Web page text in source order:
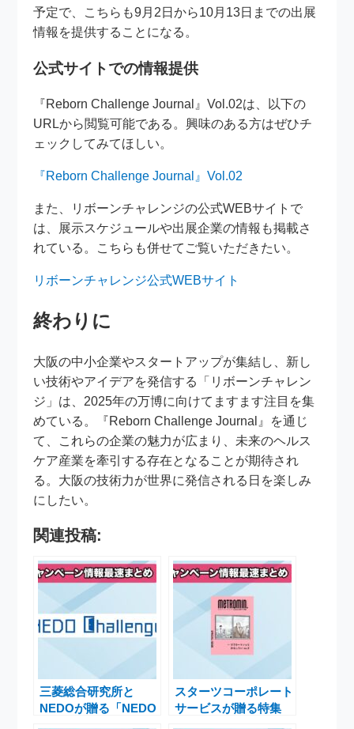
予定で、こちらも9月2日から10月13日までの出展
情報を提供することになる。
公式サイトでの情報提供
『Reborn Challenge Journal』Vol.02は、以下の
URLから閲覧可能である。興味のある方はぜひチ
ェックしてみてほしい。
『Reborn Challenge Journal』Vol.02
また、リボーンチャレンジの公式WEBサイトで
は、展示スケジュールや出展企業の情報も掲載さ
れている。こちらも併せてご覧いただきたい。
リボーンチャレンジ公式WEBサイト
終わりに
大阪の中小企業やスタートアップが集結し、新し
い技術やアイデアを発信する「リボーンチャレン
ジ」は、2025年の万博に向けてますます注目を集
めている。『Reborn Challenge Journal』を通じ
て、これらの企業の魅力が広まり、未来のヘルス
ケア産業を牽引する存在となることが期待され
る。大阪の技術力が世界に発信される日を楽しみ
にしたい。
関連投稿:
三菱総合研究所と
NEDOが贈る「NEDO
スターツコーポレート
サービスが贈る特集